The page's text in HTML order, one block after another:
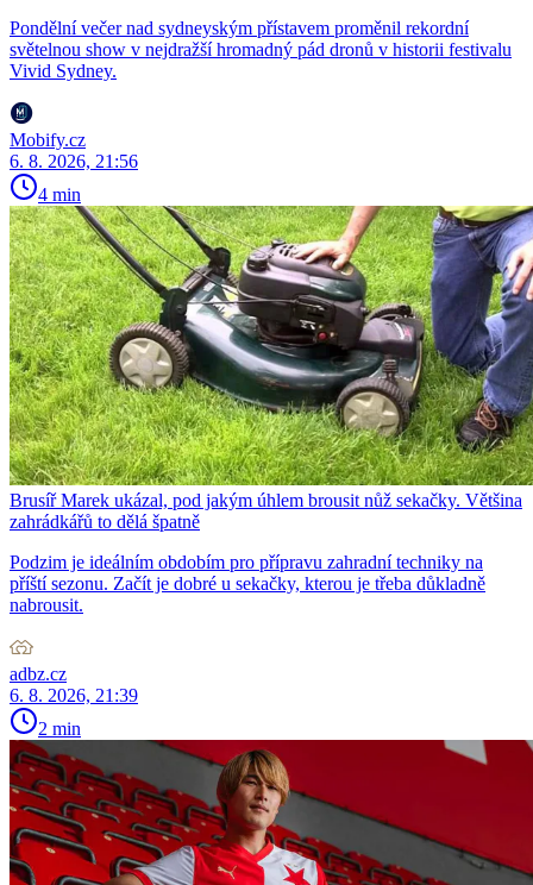
Pondělní večer nad sydneyským přístavem proměnil rekordní
světelnou show v nejdražší hromadný pád dronů v historii festivalu
Vivid Sydney.
Mobify.cz
6. 8. 2026, 21:56
4 min
Brusíř Marek ukázal, pod jakým úhlem brousit nůž sekačky. Většina
zahrádkářů to dělá špatně
Podzim je ideálním obdobím pro přípravu zahradní techniky na
příští sezonu. Začít je dobré u sekačky, kterou je třeba důkladně
nabrousit.
adbz.cz
6. 8. 2026, 21:39
2 min